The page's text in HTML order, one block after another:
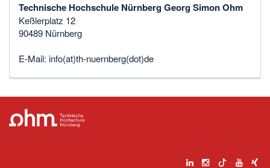
Technische Hochschule Nürnberg Georg Simon Ohm
Keßlerplatz 12
90489 Nürnberg
E-Mail: info(at)th-nuernberg(dot)de